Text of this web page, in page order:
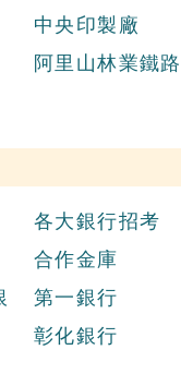
中央印製廠
阿里山林業鐵路
各大銀行招考
合作金庫
第一銀行
彰化銀行